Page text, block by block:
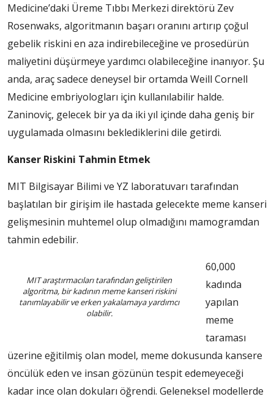
Medicine’daki Üreme Tıbbı Merkezi direktörü Zev
Rosenwaks, algoritmanın başarı oranını artırıp çoğul
gebelik riskini en aza indirebileceğine ve prosedürün
maliyetini düşürmeye yardımcı olabileceğine inanıyor. Şu
anda, araç sadece deneysel bir ortamda Weill Cornell
Medicine embriyologları için kullanılabilir halde.
Zaninoviç, gelecek bir ya da iki yıl içinde daha geniş bir
uygulamada olmasını beklediklerini dile getirdi.
Kanser Riskini Tahmin Etmek
MIT Bilgisayar Bilimi ve YZ laboratuvarı tarafından
başlatılan bir girişim ile hastada gelecekte meme kanseri
gelişmesinin muhtemel olup olmadığını mamogramdan
tahmin edebilir.
MIT araştırmacıları tarafından geliştirilen
algoritma, bir kadının meme kanseri riskini
tanımlayabilir ve erken yakalamaya yardımcı
olabilir.
60,000
kadında
yapılan
meme
taraması
üzerine eğitilmiş olan model, meme dokusunda kansere
öncülük eden ve insan gözünün tespit edemeyeceği
kadar ince olan dokuları öğrendi. Geleneksel modellerde